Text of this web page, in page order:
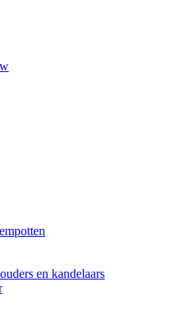
en kandelaars